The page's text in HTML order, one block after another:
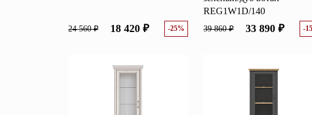
24 560 ₽ 18 420 ₽ -25%
REG1W1D/140
39 860 ₽ 33 890 ₽ -